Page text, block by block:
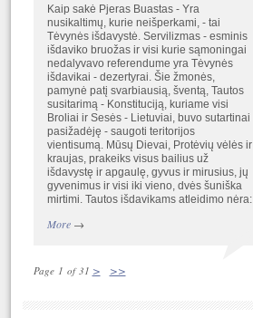
Kaip sakė Pjeras Buastas - Yra
nusikaltimų, kurie neišperkami, - tai
Tėvynės išdavystė. Servilizmas - esminis
išdaviko bruožas ir visi kurie sąmoningai
nedalyvavo referendume yra Tėvynės
išdavikai - dezertyrai. Šie žmonės,
pamynė patį svarbiausią, šventą, Tautos
susitarimą - Konstituciją, kuriame visi
Broliai ir Sesės - Lietuviai, buvo sutartinai
pasižadėję - saugoti teritorijos
vientisumą. Mūsų Dievai, Protėvių vėlės ir
kraujas, prakeiks visus bailius už
išdavystę ir apgaulę, gyvus ir mirusius, jų
gyvenimus ir visi iki vieno, dvės šuniška
mirtimi. Tautos išdavikams atleidimo nėra:
More→
Page 1 of 31 > >>